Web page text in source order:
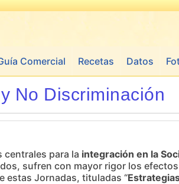
Comercial Recetas Datos
No Discriminación
centrales para la integración en la
sufren con mayor rigor los efectos
estas Jornadas, tituladas “